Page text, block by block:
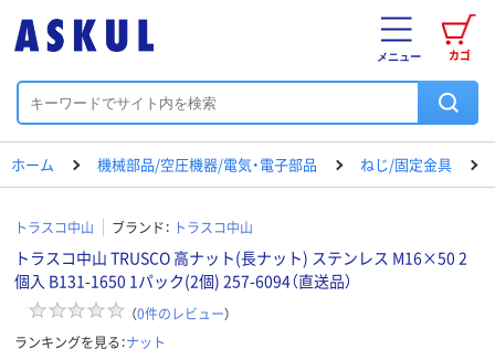
カゴ
メニュー
ホーム 機械部品/空圧機器/電気・電子部品 ねじ/固定金具
トラスコ中山 ブランド： トラスコ中山
トラスコ中山 TRUSCO 高ナット(長ナット) ステンレス M16×50 2
個入 B131-1650 1パック(2個) 257-6094（直送品）
（0件のレビュー）
ランキングを見る：ナット